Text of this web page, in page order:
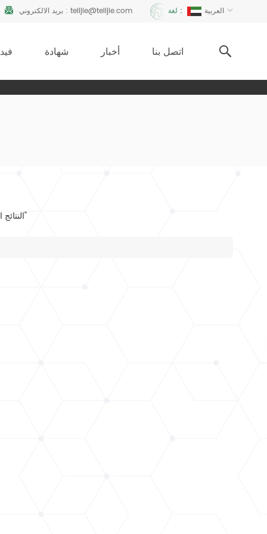
لغة : العربية بريد الالكتروني : telijie@telijie.com
شهادة أخبار اتصل بنا
1 النتائج التي تم العثور عليها ل "لفائف ملاءات سرير قابلة للتخصيص للاستخدام الطبي/الفندقي"